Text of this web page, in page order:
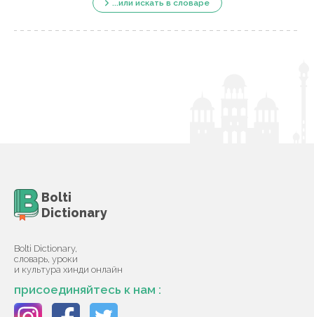
...или искать в словаре
Bolti
Dictionary
Bolti Dictionary,
словарь, уроки
и культура хинди онлайн
присоединяйтесь к нам :